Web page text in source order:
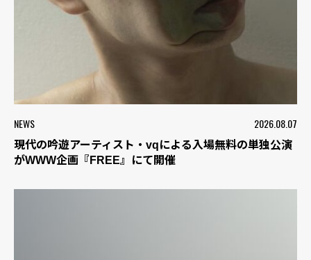
NEWS 2026.08.07
現代の吟遊アーティスト・vqによる入場無料の単独公演
がWWW企画『FREE』にて開催